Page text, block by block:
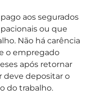
aos segurados
ou que
Não há carência
o empregado
após retornar
deve depositar o
do trabalho.